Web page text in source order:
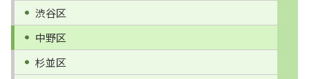
渋谷区
中野区
杉並区